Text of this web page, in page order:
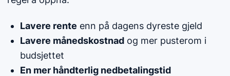
Lavere rente enn på dagens dyreste gjeld
Lavere månedskostnad og mer pusterom i
budsjettet
En mer håndterlig nedbetalingstid